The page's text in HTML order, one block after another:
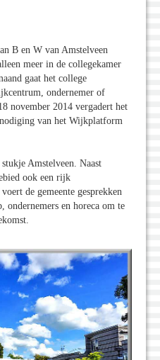
B en W van Amstelveen
meer in de collegekamer
gaat het college
ondernemer of
november 2014 vergadert het
van het Wijkplatform
Amstelveen. Naast
ook een rijk
de gemeente gesprekken
ondernemers en horeca om te